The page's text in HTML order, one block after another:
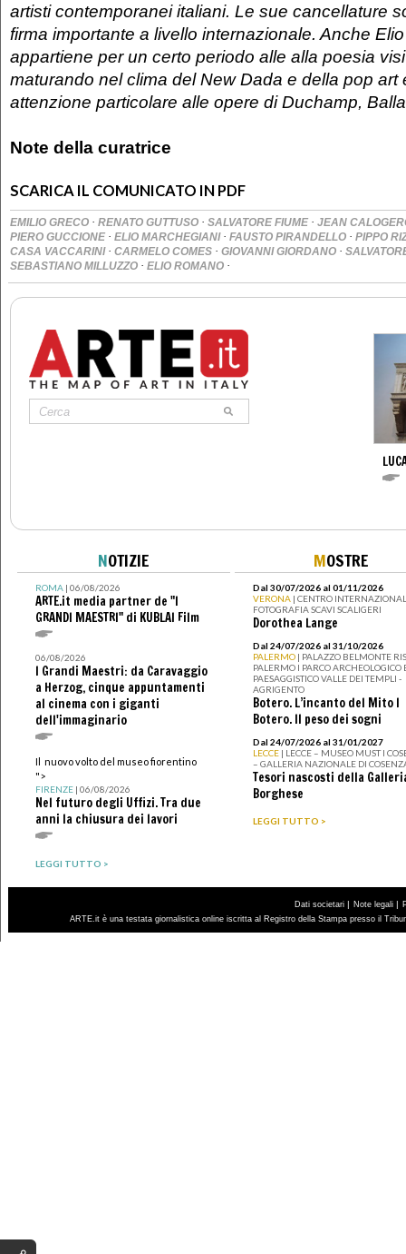
artisti contemporanei italiani. Le sue cancellature
firma importante a livello internazionale. Anche
appartiene per un certo periodo alle alla poesia
maturando nel clima del New Dada e della pop art
attenzione particolare alle opere di Duchamp,
Note della curatrice
SCARICA IL COMUNICATO IN PDF
EMILIO GRECO · RENATO GUTTUSO · SALVATORE FIUME · JEAN
PIERO GUCCIONE · ELIO MARCHEGIANI · FAUSTO PIRANDELLO · PIPPO
CASA VACCARINI · CARMELO COMES · GIOVANNI GIORDANO ·
SEBASTIANO MILLUZZO · ELIO ROMANO ·
NOTIZIE
ROMA| 06/08/2026
ARTE.it media partner de "I
GRANDI MAESTRI" di KUBLAI Film
06/08/2026
I Grandi Maestri: da Caravaggio
a Herzog, cinque appuntamenti
al cinema con i giganti
dell'immaginario
Il nuovo volto del museo fiorentino
">
FIRENZE| 06/08/2026
Nel futuro degli Uffizi. Tra due
anni la chiusura dei lavori
LEGGI TUTTO >
MOSTRE
Dal 30/07/2026 al 01/11/2026
VERONA | CENTRO
FOTOGRAFIA SCAVI SCALIGERI
Dorothea Lange
Dal 24/07/2026 al 31/10/2026
PALERMO | PALAZZO BELMONTE
PALERMO I PARCO ARCHEOLOGICO
PAESAGGISTICO VALLE DEI TEMPLI -
AGRIGENTO
Botero. L’incanto del Mito I
Botero. Il peso dei sogni
Dal 24/07/2026 al 31/01/2027
LECCE | LECCE – MUSEO MUST I
– GALLERIA NAZIONALE DI
Tesori nascosti della
Borghese
LEGGI TUTTO >
Dati societari | Note legali |
ARTE.it è una testata giornalistica online iscritta al Registro della Stampa presso il